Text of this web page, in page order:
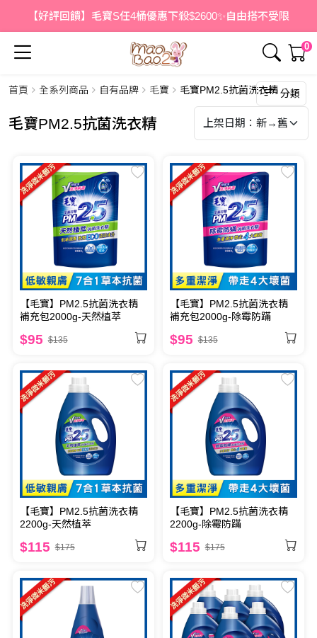
【好評回饋】毛寶S任4桶優惠下殺$2600✨自由搭不受限
0
首頁 全系列商品 自有品牌 毛寶 毛寶PM2.5抗菌洗衣精分類
毛寶PM2.5抗菌洗衣精
【毛寶】PM2.5抗菌洗衣精
補充包2000g-天然植萃
$95 $135
【毛寶】PM2.5抗菌洗衣精
補充包2000g-除霉防蹣
$95 $135
【毛寶】PM2.5抗菌洗衣精
2200g-天然植萃
$115 $175
【毛寶】PM2.5抗菌洗衣精
2200g-除霉防蹣
$115 $175